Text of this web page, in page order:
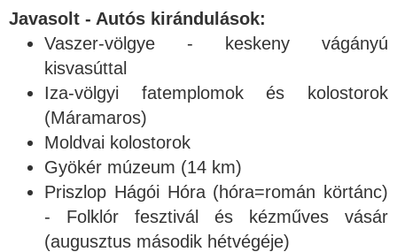
Javasolt - Autós kirándulások:
Vaszer-völgye - keskeny vágányú
kisvasúttal
Iza-völgyi fatemplomok és kolostorok
(Máramaros)
Moldvai kolostorok
Gyökér múzeum (14 km)
Priszlop Hágói Hóra (hóra=román körtánc)
- Folklór fesztivál és kézműves vásár
(augusztus második hétvégéje)